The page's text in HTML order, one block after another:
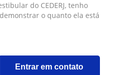
do CEDERJ, tenho
o quanto ela está
Entrar em contato